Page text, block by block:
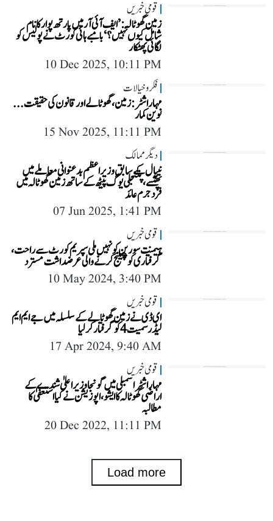
قومی خبریں
زمین گھوٹالہ: ’ایف آئی آر میں پارتھ پوار کا نام
شامل کیوں نہیں؟‘ بامبے ہائی کورٹ نے پولیس کو
لگائی پھٹکار
10 Dec 2025, 10:11 PM
فکر و خیالات
مہاراشٹر: زمین، گھوٹالے اور قانون کی حقیقت...
نوین کمار
15 Nov 2025, 11:11 PM
دیگر ممالک
نیپال کے سابق وزیر اعظم بدعنوانی معاملے میں
پھنسے، پتنجلی یوگ پیٹھ کے ساتھ زمین گھوٹالہ میں
فرد جرم عائد
07 Jun 2025, 1:41 PM
قومی خبریں
ہیمنت سورین کو نہیں ملی سپریم کورٹ سے راحت،
گرفتاری کو چیلنج کرنے والی عرضداشت مسترد
10 May 2024, 3:40 PM
قومی خبریں
ای ڈی نے زمین گھوٹالے کے سلسلہ میں جے ایم ایم
لیڈر سمیت 4 کو گرفتار کر لیا
17 Apr 2024, 9:40 AM
قومی خبریں
مہاراشٹر اسمبلی میں گونجا وزیر اعلیٰ شندے کے
اراضی گھوٹالہ کا ایشو، اپوزیشن نے کیا استعفیٰ کا
مطالبہ
20 Dec 2022, 11:11 PM
Load more